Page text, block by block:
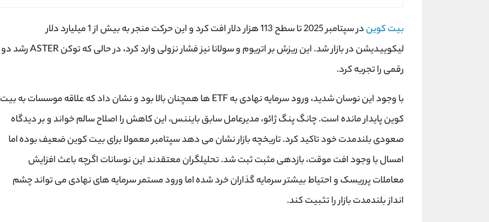
بیت کوین
در سپتامبر 2025 تا سطح 113 هزار دلار افت کرد و این حرکت منجر به بیش از 1 میلیارد دلار
لیکوییدیشن در بازار شد. این ریزش بر اتریوم و سولانا نیز فشار نزولی وارد کرد، در حالی که توکن ASTER رشد دو
رقمی را تجربه کرد.
با وجود این نوسان شدید، ورود سرمایه نهادی به ETF ها همچنان بالا بود و نشان داد که علاقه موسسات به بیت
کوین پایدار مانده است. چانگ پنگ ژائو، مدیرعامل سابق بایننس، این کاهش را اصلاح سالم خواند و بر دیدگاه
صعودی بلندمدت خود تاکید کرد. تاریخچه بازار نشان می دهد سپتامبر معمولا برای بیت کوین ضعیف بوده اما
امسال با وجود افت موقت، بازدهی مثبت ثبت شد. تحلیلگران معتقدند این نوسانات اگرچه باعث افزایش
معاملات پرریسک و احتیاط بیشتر سرمایه گذاران خرد شده اما ورود مستمر سرمایه های نهادی می تواند چشم
انداز بلندمدت بازار را تثبیت کند.